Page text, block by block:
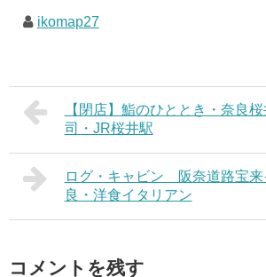
ikomap27
【閉店】鮨のひととき・奈良
司・JR桜井駅
ログ・キャビン 阪奈道路宝来
良・洋食イタリアン
コメントを残す